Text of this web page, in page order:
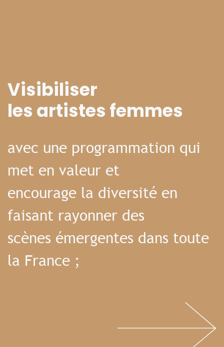
Visibiliser
les artistes femmes
avec une programmation qui
met en valeur et
encourage la diversité en
faisant rayonner des
scènes émergentes dans toute
la France ;